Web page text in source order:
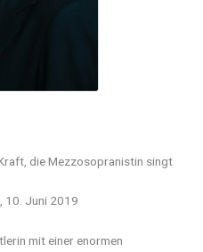
die Mezzosopranistin singt
10. Juni 2019
mit einer enormen